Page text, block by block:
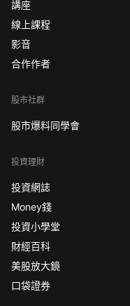
講座
線上課程
影音
合作作者
股市社群
股市爆料同學會
投資理財
投資網誌
Money錢
投資小學堂
財經百科
美股放大鏡
口袋證券